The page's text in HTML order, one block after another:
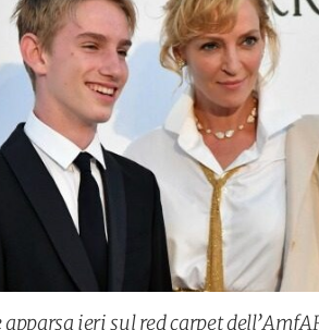
ieri sul red carpet